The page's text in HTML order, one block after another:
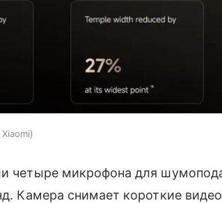
Xiaomi
четыре микрофона для
Камера снимает короткие